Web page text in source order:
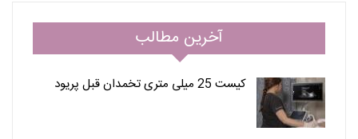
آخرین مطالب
کیست 25 میلی متری تخمدان قبل پریود